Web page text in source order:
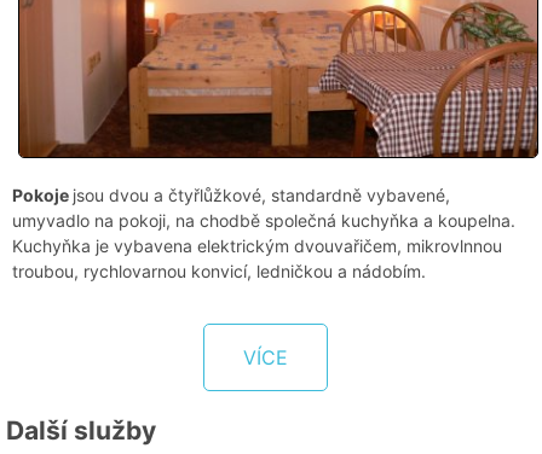
Pokoje jsou dvou a čtyřlůžkové, standardně vybavené,
umyvadlo na pokoji, na chodbě společná kuchyňka a koupelna.
Kuchyňka je vybavena elektrickým dvouvařičem, mikrovlnnou
troubou, rychlovarnou konvicí, ledničkou a nádobím.
VÍCE
Další služby